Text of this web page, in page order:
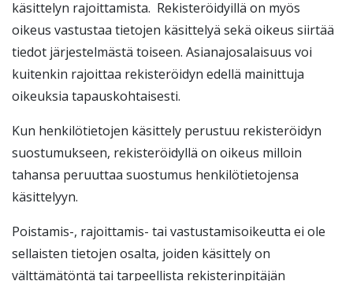
käsittelyn rajoittamista. Rekisteröidyillä on myös
oikeus vastustaa tietojen käsittelyä sekä oikeus siirtää
tiedot järjestelmästä toiseen. Asianajosalaisuus voi
kuitenkin rajoittaa rekisteröidyn edellä mainittuja
oikeuksia tapauskohtaisesti.
Kun henkilötietojen käsittely perustuu rekisteröidyn
suostumukseen, rekisteröidyllä on oikeus milloin
tahansa peruuttaa suostumus henkilötietojensa
käsittelyyn.
Poistamis-, rajoittamis- tai vastustamisoikeutta ei ole
sellaisten tietojen osalta, joiden käsittely on
välttämätöntä tai tarpeellista rekisterinpitäjän